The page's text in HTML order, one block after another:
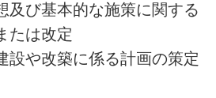
及び基本的な施策に関する
たは改定
設や改築に係る計画の策定